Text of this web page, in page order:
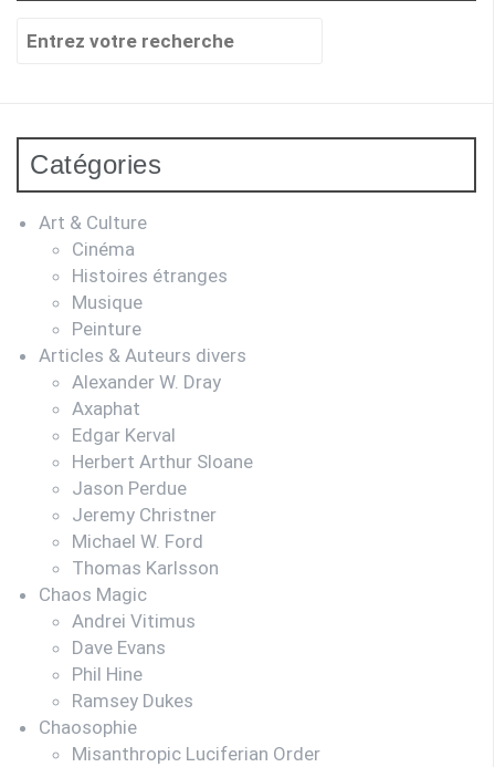
Recherche
Catégories
Art & Culture
Cinéma
Histoires étranges
Musique
Peinture
Articles & Auteurs divers
Alexander W. Dray
Axaphat
Edgar Kerval
Herbert Arthur Sloane
Jason Perdue
Jeremy Christner
Michael W. Ford
Thomas Karlsson
Chaos Magic
Andrei Vitimus
Dave Evans
Phil Hine
Ramsey Dukes
Chaosophie
Misanthropic Luciferian Order